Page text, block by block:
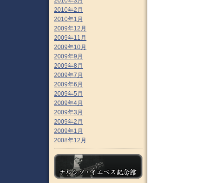
2010年2月
2010年1月
2009年12月
2009年11月
2009年10月
2009年9月
2009年8月
2009年7月
2009年6月
2009年5月
2009年4月
2009年3月
2009年2月
2009年1月
2008年12月